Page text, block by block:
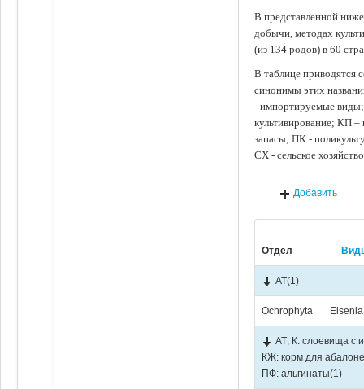
В представленной
добычи, методах
(из 134 родов) в 60
В таблице приводятся
синонимы этих
- импортируемые
культивирование; КП
запасы; ПК -
СХ - сельское
Добавить
Отдел
АТ(1)
Ochrophyta
АТ; К: слоевища с
КЖ: корм для
ПФ: альгинаты(1)